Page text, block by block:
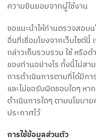
ความยินยอมจากผู้ใช้งาน
ขอแนะนำให้ท่านตรวจสอบ
อื่นที่เชื่อมโยงจากเว็บไซต์นี้
กล่าวเก็บรวบรวม ใช้ หรือ
ของท่านอย่างไร ทั้งนี้ไม่ส
การดำเนินการตามที่ได้มีกา
และไม่ขอรับผิดชอบใดๆ หา
ดำเนินการใดๆ ตามนโยบา
ประกาศไว้
การใช้ข้อมูลส่วนตัว